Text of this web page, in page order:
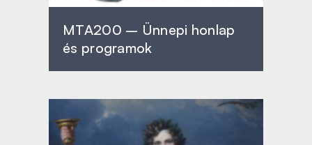
MTA200 – Ünnepi honlap
és programok